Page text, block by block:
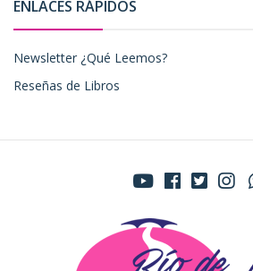
ENLACES RÁPIDOS
Newsletter ¿Qué Leemos?
Reseñas de Libros